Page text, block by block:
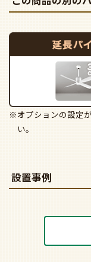
※オプションの設定
い。
設置事例